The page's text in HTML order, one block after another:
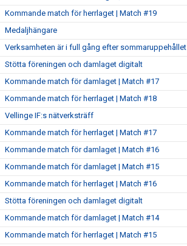
Kommande match för herrlaget | Match #19
Medaljhängare
Verksamheten är i full gång efter sommaruppehållet
Stötta föreningen och damlaget digitalt
Kommande match för damlaget | Match #17
Kommande match för herrlaget | Match #18
Vellinge IF:s nätverksträff
Kommande match för herrlaget | Match #17
Kommande match för damlaget | Match #16
Kommande match för damlaget | Match #15
Kommande match för herrlaget | Match #16
Stötta föreningen och damlaget digitalt
Kommande match för damlaget | Match #14
Kommande match för herrlaget | Match #15